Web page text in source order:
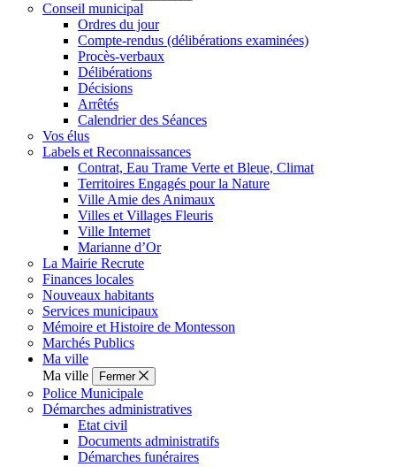
Conseil municipal
Ordres du jour
Compte-rendus (délibérations examinées)
Procès-verbaux
Délibérations
Décisions
Arrêtés
Calendrier des Séances
Vos élus
Labels et Reconnaissances
Contrat, Eau Trame Verte et Bleue, Climat
Territoires Engagés pour la Nature
Ville Amie des Animaux
Villes et Villages Fleuris
Ville Internet
Marianne d’Or
La Mairie Recrute
Finances locales
Nouveaux habitants
Services municipaux
Mémoire et Histoire de Montesson
Marchés Publics
Ma ville
Ma ville
Fermer
Police Municipale
Démarches administratives
Etat civil
Documents administratifs
Démarches funéraires